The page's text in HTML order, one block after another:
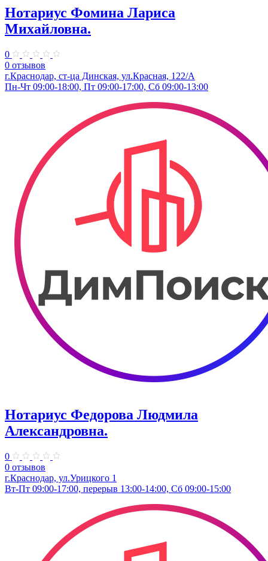
Нотариус Фомина Лариса
Михайловна.
0
0 отзывов
г.Краснодар, ст-ца Динская, ул.Красная, 122/А
Пн-Чт 09:00-18:00, Пт 09:00-17:00, Сб 09:00-13:00
Нотариус Федорова Людмила
Александровна.
0
0 отзывов
г.Краснодар, ул.Урицкого 1
Вт-Пт 09:00-17:00, перерыв 13:00-14:00, Сб 09:00-15:00